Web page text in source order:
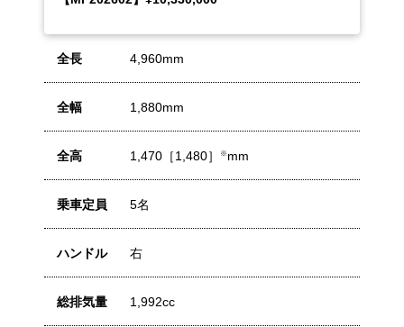
全長 4,960mm
全幅 1,890mm
全高 1,495mm
乗車定員 5名
ハンドル 右
総排気量 1,992cc